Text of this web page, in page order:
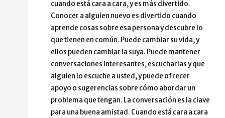
cuando está cara a cara, y es más divertido.
Conocer a alguien nuevo es divertido cuando
aprende cosas sobre esa persona y descubre lo
que tienen en común. Puede cambiar su vida, y
ellos pueden cambiar la suya. Puede mantener
conversaciones interesantes, escucharlas y que
alguien lo escuche a usted, y puede ofrecer
apoyo o sugerencias sobre cómo abordar un
problema que tengan. La conversación es la clave
para una buena amistad. Cuando está cara a cara